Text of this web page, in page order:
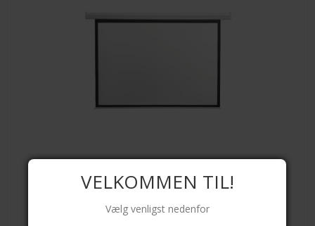
VELKOMMEN TIL!
Vælg venligst nedenfor